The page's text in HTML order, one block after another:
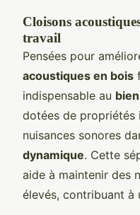
Cloisons
travail
Pensées pour
acoustiques en bois
indispensable au
dotées de propriétés
nuisances sonores
dynamique. Cette
aide à maintenir des
élevés, contribuant à